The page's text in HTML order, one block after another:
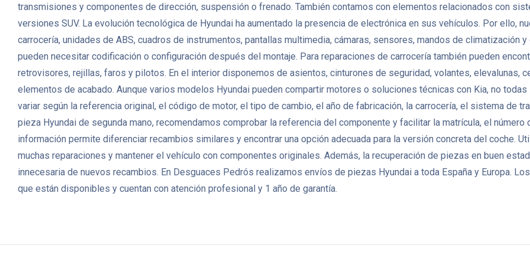
transmisiones y componentes de dirección, suspensión o frenado. También contamos con elementos relacionados con
versiones SUV. La evolución tecnológica de Hyundai ha aumentado la presencia de electrónica en sus vehículos. Por ello,
carrocería, unidades de ABS, cuadros de instrumentos, pantallas multimedia, cámaras, sensores, mandos de
pueden necesitar codificación o configuración después del montaje. Para reparaciones de carrocería también pueden
retrovisores, rejillas, faros y pilotos. En el interior disponemos de asientos, cinturones de seguridad, volantes, elevalunas,
elementos de acabado. Aunque varios modelos Hyundai pueden compartir motores o soluciones técnicas con Kia, no
variar según la referencia original, el código de motor, el tipo de cambio, el año de fabricación, la carrocería, el sistema de
pieza Hyundai de segunda mano, recomendamos comprobar la referencia del componente y facilitar la matrícula, el
información permite diferenciar recambios similares y encontrar una opción adecuada para la versión concreta del coche.
muchas reparaciones y mantener el vehículo con componentes originales. Además, la recuperación de piezas en buen
innecesaria de nuevos recambios. En Desguaces Pedrós realizamos envíos de piezas Hyundai a toda España y Europa.
que están disponibles y cuentan con atención profesional y 1 año de garantía.